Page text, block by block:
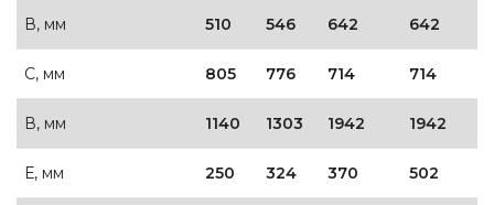
В, мм 510 546 642 642
С, мм 805 776 714 714
В, мм 1140 1303 1942 1942
Е, мм 250 324 370 502